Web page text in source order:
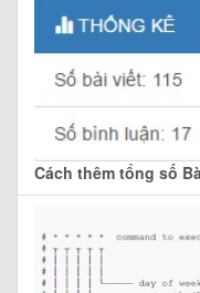
Cách thêm tổng số